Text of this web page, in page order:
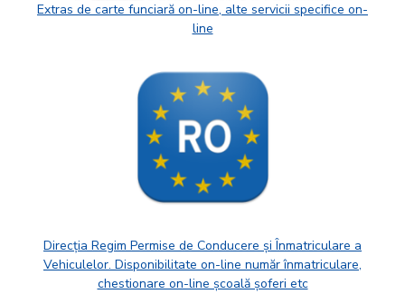
Extras de carte funciară on-line, alte servicii specifice on-
line
Direcția Regim Permise de Conducere și Înmatriculare a
Vehiculelor. Disponibilitate on-line număr înmatriculare,
chestionare on-line școală șoferi etc